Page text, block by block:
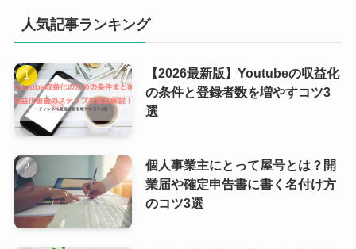
人気記事ランキング
【2026最新版】Youtubeの収益化
の条件と登録者数を増やすコツ3
選
個人事業主にとって屋号とは？開
業届や確定申告書に書く名付け方
のコツ3選